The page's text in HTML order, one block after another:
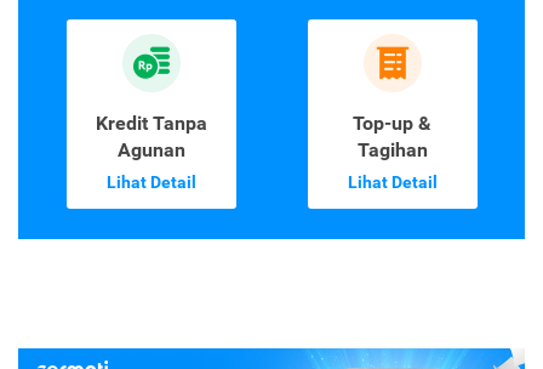
Kredit Tanpa
Agunan
Lihat Detail
Top-up &
Tagihan
Lihat Detail